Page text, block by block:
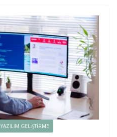
YAZILIM GELIŞTIRME